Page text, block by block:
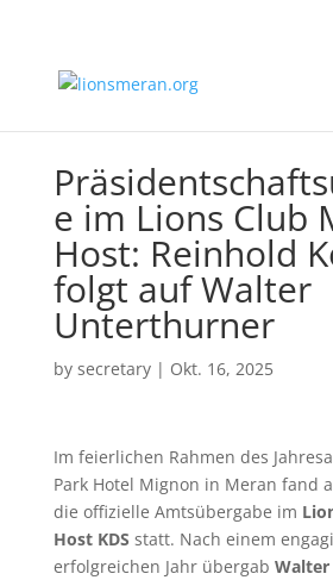
e im Lions Club
Host: Reinhold
folgt auf Walter
Unterthurner
by secretary| Okt. 16, 2025
Im feierlichen Rahmen des
Park Hotel Mignon in Meran fand
die offizielle Amtsübergabe im
Host KDS statt. Nach einem
erfolgreichen Jahr übergab